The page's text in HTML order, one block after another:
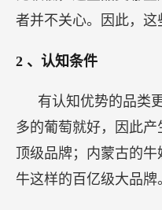
者并不关心。因此，这
2 、认知条件
有认知优势的品类
多的葡萄就好，因此
顶级品牌；内蒙古的
牛这样的百亿级大品牌